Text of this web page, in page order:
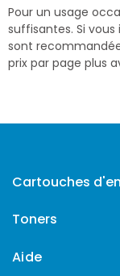
Pour un usage
suffisantes. Si
sont
prix par page plus
Cartouches
Toners
Aide